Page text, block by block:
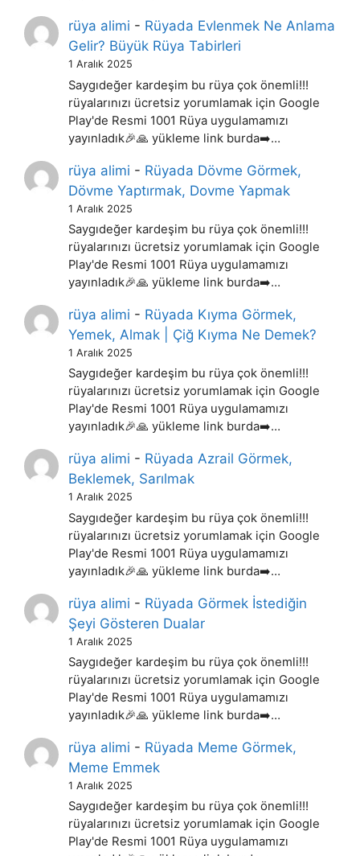
rüya alimi - Rüyada Evlenmek Ne Anlama
Gelir? Büyük Rüya Tabirleri
1 Aralık 2025
Saygıdeğer kardeşim bu rüya çok önemli!!!
rüyalarınızı ücretsiz yorumlamak için Google
Play'de Resmi 1001 Rüya uygulamamızı
yayınladık🎉🙏 yükleme link burda➡️…
rüya alimi - Rüyada Dövme Görmek,
Dövme Yaptırmak, Dovme Yapmak
1 Aralık 2025
Saygıdeğer kardeşim bu rüya çok önemli!!!
rüyalarınızı ücretsiz yorumlamak için Google
Play'de Resmi 1001 Rüya uygulamamızı
yayınladık🎉🙏 yükleme link burda➡️…
rüya alimi - Rüyada Kıyma Görmek,
Yemek, Almak | Çiğ Kıyma Ne Demek?
1 Aralık 2025
Saygıdeğer kardeşim bu rüya çok önemli!!!
rüyalarınızı ücretsiz yorumlamak için Google
Play'de Resmi 1001 Rüya uygulamamızı
yayınladık🎉🙏 yükleme link burda➡️…
rüya alimi - Rüyada Azrail Görmek,
Beklemek, Sarılmak
1 Aralık 2025
Saygıdeğer kardeşim bu rüya çok önemli!!!
rüyalarınızı ücretsiz yorumlamak için Google
Play'de Resmi 1001 Rüya uygulamamızı
yayınladık🎉🙏 yükleme link burda➡️…
rüya alimi - Rüyada Görmek İstediğin
Şeyi Gösteren Dualar
1 Aralık 2025
Saygıdeğer kardeşim bu rüya çok önemli!!!
rüyalarınızı ücretsiz yorumlamak için Google
Play'de Resmi 1001 Rüya uygulamamızı
yayınladık🎉🙏 yükleme link burda➡️…
rüya alimi - Rüyada Meme Görmek,
Meme Emmek
1 Aralık 2025
Saygıdeğer kardeşim bu rüya çok önemli!!!
rüyalarınızı ücretsiz yorumlamak için Google
Play'de Resmi 1001 Rüya uygulamamızı